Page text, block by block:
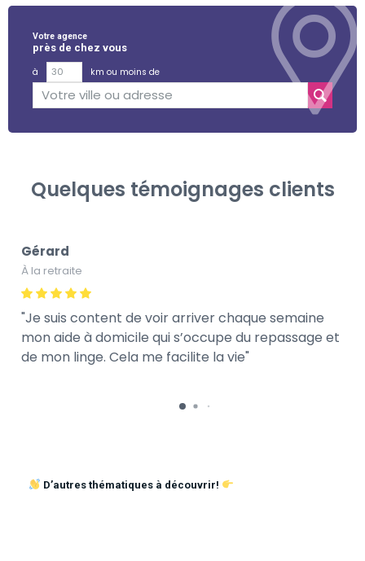
Votre agence
près de chez vous
à
km ou moins de
Quelques témoignages clients
Gérard
À la retraite
Je suis content de voir arriver chaque semaine
mon aide à domicile qui s’occupe du repassage et
de mon linge. Cela me facilite la vie
D’autres thématiques à découvrir!